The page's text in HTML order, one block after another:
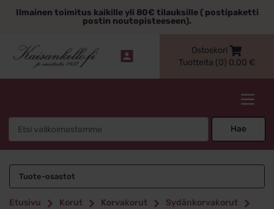
sisältöönIlmainen toimitus kaikille yli 80€ tilauksille ( postipaketti
postin noutopisteeseen).
Ostoskori
Tuotteita (0) 0,00 €
Hae
Tuote-osastot
Etusivu Korut Korvakorut
Sydänkorvakorut